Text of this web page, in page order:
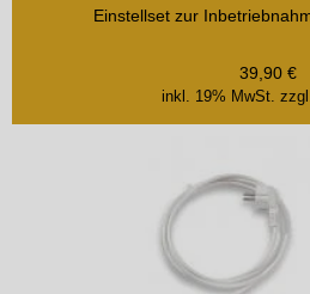
Einstellset zur
inkl. 19% MwSt.
39,90 €